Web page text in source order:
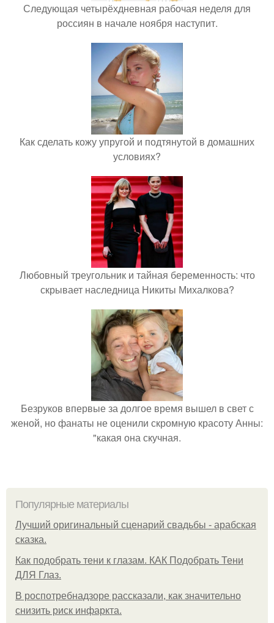
Следующая четырёхдневная рабочая неделя для
россиян в начале ноября наступит.
Как сделать кожу упругой и подтянутой в домашних
условиях?
Любовный треугольник и тайная беременность: что
скрывает наследница Никиты Михалкова?
Безруков впервые за долгое время вышел в свет с
женой, но фанаты не оценили скромную красоту Анны:
"какая она скучная.
Популярные материалы
Лучший оригинальный сценарий свадьбы - арабская
сказка.
Как подобрать тени к глазам. КАК Подобрать Тени
ДЛЯ Глаз.
В роспотребнадзоре рассказали, как значительно
снизить риск инфаркта.